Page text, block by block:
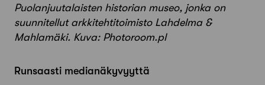
Puolanjuutalaisten historian museo, jonka on
suunnitellut arkkitehtitoimisto Lahdelma &
Mahlamäki. Kuva: Photoroom.pl
Runsaasti medianäkyvyyttä